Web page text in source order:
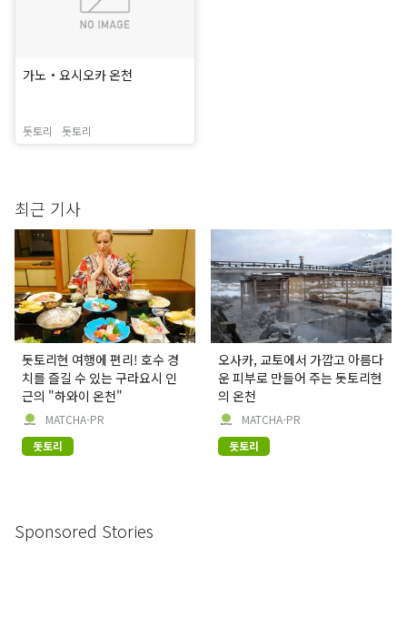
가노・요시오카 온천
돗토리 돗토리
최근 기사
돗토리현 여행에 편리! 호수 경
치를 즐길 수 있는 구라요시 인
근의 "하와이 온천"
MATCHA-PR
돗토리
오사카, 교토에서 가깝고 아름다
운 피부로 만들어 주는 돗토리현
의 온천
MATCHA-PR
돗토리
Sponsored Stories